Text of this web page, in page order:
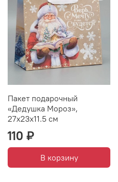
Пакет подарочный
«Дедушка Мороз»,
27х23х11.5 см
110 ₽
В корзину